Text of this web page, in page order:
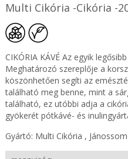
Multi Cikória -Cikória -
CIKÓRIA KÁVÉ Az egyik
Meghatározó szereplője a
köszönhetően segíti az
található meg benne, mint a
található, ez utóbbi adja a
gyökerét pótkávé- és
Gyártó: Multi Cikória ,